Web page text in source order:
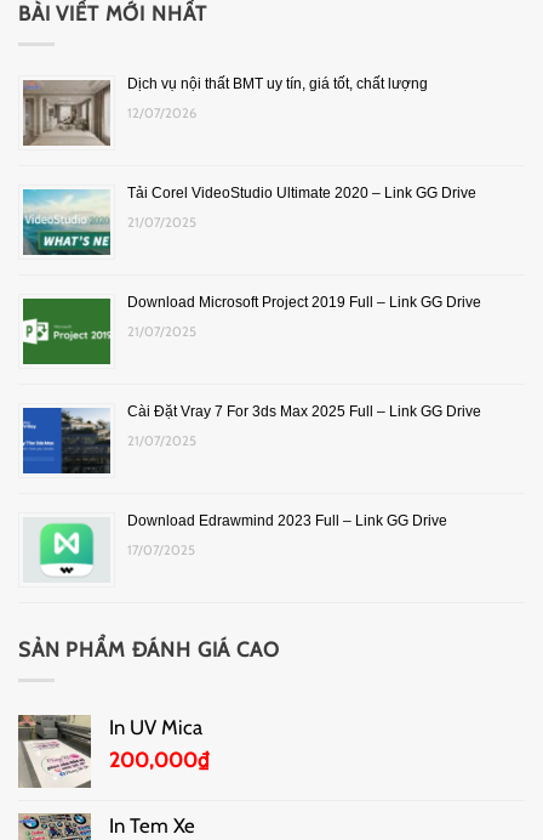
BÀI VIẾT MỚI NHẤT
Dịch vụ nội thất BMT uy tín, giá tốt, chất lượng
12/07/2026
Tải Corel VideoStudio Ultimate 2020 – Link GG Drive
21/07/2025
Download Microsoft Project 2019 Full – Link GG Drive
21/07/2025
Cài Đặt Vray 7 For 3ds Max 2025 Full – Link GG Drive
21/07/2025
Download Edrawmind 2023 Full – Link GG Drive
17/07/2025
SẢN PHẨM ĐÁNH GIÁ CAO
In UV Mica
200,000₫
In Tem Xe